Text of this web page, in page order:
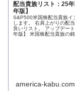
配当貴族リスト：25
年版】
S&P500米国株配当貴族イ
します。 右肩上がりの配
良いリスト。 アップデー
年版】 米国株配当貴族の
america-kabu.com